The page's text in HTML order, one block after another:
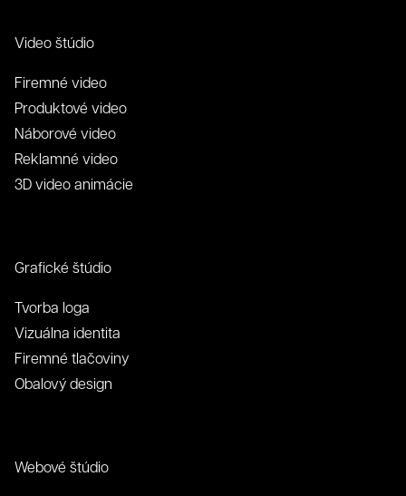
Video štúdio
Firemné video
Produktové video
Náborové video
Reklamné video
3D video animácie
Grafické štúdio
Tvorba loga
Vizuálna identita
Firemné tlačoviny
Obalový design
Webové štúdio